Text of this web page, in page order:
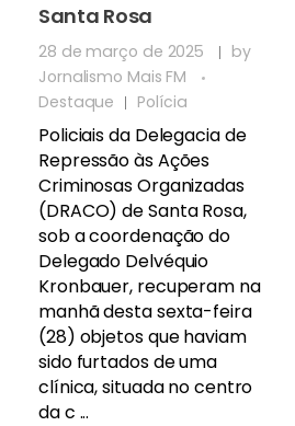
Santa Rosa
28 de março de 2025
by
Jornalismo Mais FM
Destaque
Polícia
Policiais da Delegacia de
Repressão às Ações
Criminosas Organizadas
(DRACO) de Santa Rosa,
sob a coordenação do
Delegado Delvéquio
Kronbauer, recuperam na
manhã desta sexta-feira
(28) objetos que haviam
sido furtados de uma
clínica, situada no centro
da c ...